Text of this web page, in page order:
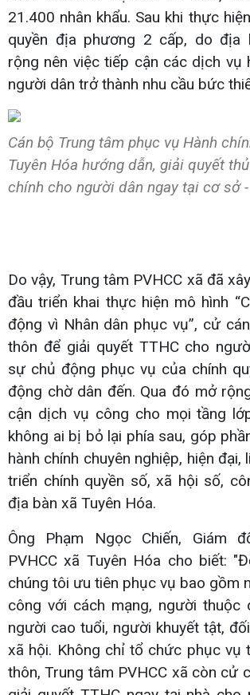
21.400 nhân khẩu. Sau khi thực
quyền địa phương 2 cấp, do địa
rộng nên việc tiếp cận các dịch vụ
người dân trở thành nhu cầu bức
Cán bộ Trung tâm phục vụ Hành
Tuyên Hóa hướng dẫn, giải quyết
chính cho người dân ngay tại cơ sở
Do vậy, Trung tâm PVHCC xã đã
đầu triển khai thực hiện mô hình
động vì Nhân dân phục vụ”, cử
thôn để giải quyết TTHC cho
sự chủ động phục vụ của chính
động chờ dân đến. Qua đó mở
cận dịch vụ công cho mọi tầng
không ai bị bỏ lại phía sau, góp
hành chính chuyên nghiệp, hiện đại,
triển chính quyền số, xã hội số,
địa bàn xã Tuyên Hóa.
Ông Phạm Ngọc Chiến, Giám
PVHCC xã Tuyên Hóa cho biết:
chúng tôi ưu tiên phục vụ bao gồm
công với cách mạng, người thuộc
người cao tuổi, người khuyết tật,
xã hội. Không chỉ tổ chức phục vụ
thôn, Trung tâm PVHCC xã còn cử